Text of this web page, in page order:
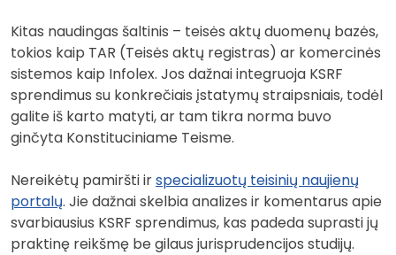
Kitas naudingas šaltinis – teisės aktų duomenų bazės,
tokios kaip TAR (Teisės aktų registras) ar komercinės
sistemos kaip Infolex. Jos dažnai integruoja KSRF
sprendimus su konkrečiais įstatymų straipsniais, todėl
galite iš karto matyti, ar tam tikra norma buvo
ginčyta Konstituciniame Teisme.
Nereikėtų pamiršti irspecializuotų teisinių naujienų
portalų. Jie dažnai skelbia analizes ir komentarus apie
svarbiausius KSRF sprendimus, kas padeda suprasti jų
praktinę reikšmę be gilaus jurisprudencijos studijų.